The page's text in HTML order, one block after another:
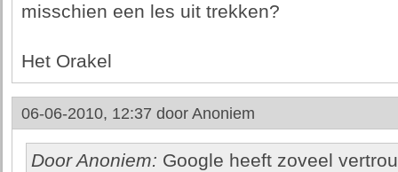
misschien een les uit trekken?
Het Orakel
06-06-2010, 12:37 door Anoniem
Door Anoniem: Google heeft zoveel